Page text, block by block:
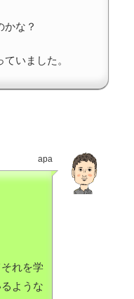
かな？
いました。
apa
れを学
ような